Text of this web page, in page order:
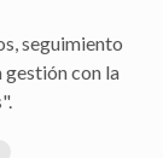
seguimiento
gestión con la